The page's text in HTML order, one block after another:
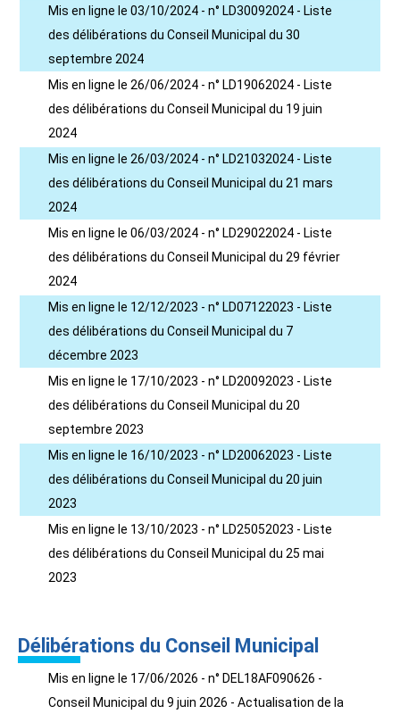
Mis en ligne le 03/10/2024 - n° LD30092024 - Liste
des délibérations du Conseil Municipal du 30
septembre 2024
Mis en ligne le 26/06/2024 - n° LD19062024 - Liste
des délibérations du Conseil Municipal du 19 juin
2024
Mis en ligne le 26/03/2024 - n° LD21032024 - Liste
des délibérations du Conseil Municipal du 21 mars
2024
Mis en ligne le 06/03/2024 - n° LD29022024 - Liste
des délibérations du Conseil Municipal du 29 février
2024
Mis en ligne le 12/12/2023 - n° LD07122023 - Liste
des délibérations du Conseil Municipal du 7
décembre 2023
Mis en ligne le 17/10/2023 - n° LD20092023 - Liste
des délibérations du Conseil Municipal du 20
septembre 2023
Mis en ligne le 16/10/2023 - n° LD20062023 - Liste
des délibérations du Conseil Municipal du 20 juin
2023
Mis en ligne le 13/10/2023 - n° LD25052023 - Liste
des délibérations du Conseil Municipal du 25 mai
2023
Délibérations du Conseil Municipal
Mis en ligne le 17/06/2026 - n° DEL18AF090626 -
Conseil Municipal du 9 juin 2026 - Actualisation de la